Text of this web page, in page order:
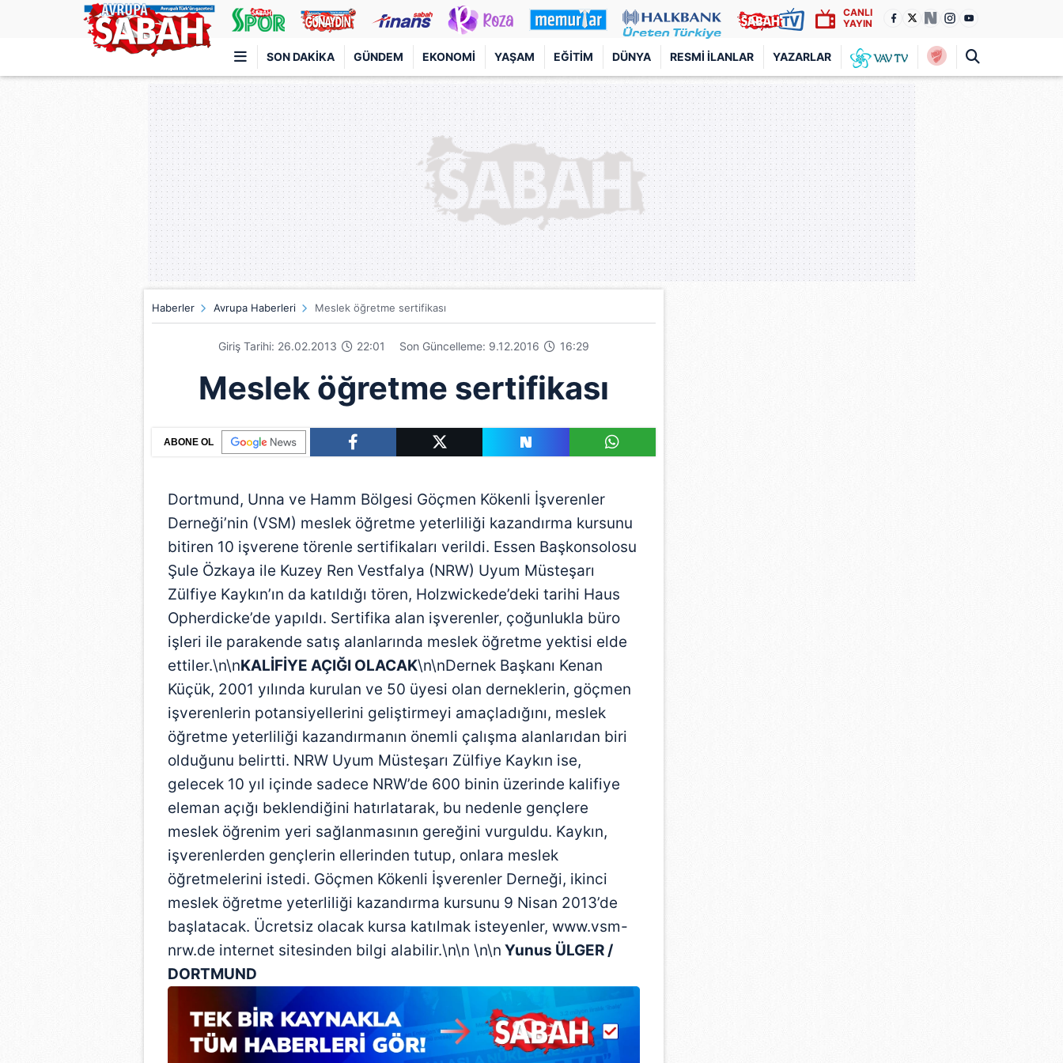
CANLI
YAYIN
SON DAKIKA GÜNDEM EKONOMI YAŞAM EĞITIM DÜNYA RESMI İLANLAR YAZARLAR
Türkiye'nin en iyi haber sitesi
Haberler Avrupa Haberleri Meslek öğretme sertifikası
Giriş Tarihi: 26.02.2013 22:01 Son Güncelleme: 9.12.2016 16:29
Meslek öğretme sertifikası
ABONE OL
Dortmund, Unna ve Hamm Bölgesi Göçmen Kökenli İşverenler
Derneği’nin (VSM) meslek öğretme yeterliliği kazandırma kursunu
bitiren 10 işverene törenle sertifikaları verildi. Essen Başkonsolosu
Şule Özkaya ile Kuzey Ren Vestfalya (NRW) Uyum Müsteşarı
Zülfiye Kaykın’ın da katıldığı tören, Holzwickede’deki tarihi Haus
Opherdicke’de yapıldı. Sertifika alan işverenler, çoğunlukla büro
işleri ile parakende satış alanlarında meslek öğretme yektisi elde
ettiler.\n\nKALİFİYE AÇIĞI OLACAK\n\nDernek Başkanı Kenan
Küçük, 2001 yılında kurulan ve 50 üyesi olan derneklerin, göçmen
işverenlerin potansiyellerini geliştirmeyi amaçladığını, meslek
öğretme yeterliliği kazandırmanın önemli çalışma alanlarıdan biri
olduğunu belirtti. NRW Uyum Müsteşarı Zülfiye Kaykın ise,
gelecek 10 yıl içinde sadece NRW’de 600 binin üzerinde kalifiye
eleman açığı beklendiğini hatırlatarak, bu nedenle gençlere
meslek öğrenim yeri sağlanmasının gereğini vurguldu. Kaykın,
işverenlerden gençlerin ellerinden tutup, onlara meslek
öğretmelerini istedi. Göçmen Kökenli İşverenler Derneği, ikinci
meslek öğretme yeterliliği kazandırma kursunu 9 Nisan 2013’de
başlatacak. Ücretsiz olacak kursa katılmak isteyenler, www.vsm-
nrw.de internet sitesinden bilgi alabilir.\n\n \n\n Yunus ÜLGER /
DORTMUND